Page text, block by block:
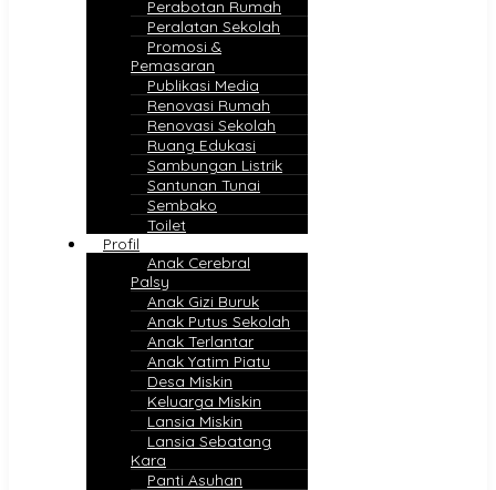
Perabotan Rumah
Peralatan Sekolah
Promosi &
Pemasaran
Publikasi Media
Renovasi Rumah
Renovasi Sekolah
Ruang Edukasi
Sambungan Listrik
Santunan Tunai
Sembako
Toilet
Profil
Anak Cerebral
Palsy
Anak Gizi Buruk
Anak Putus Sekolah
Anak Terlantar
Anak Yatim Piatu
Desa Miskin
Keluarga Miskin
Lansia Miskin
Lansia Sebatang
Kara
Panti Asuhan